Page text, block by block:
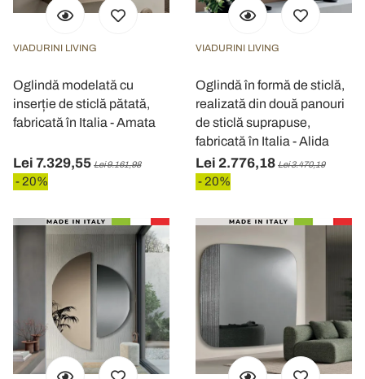
VIADURINI LIVING
Oglindă modelată cu
inserție de sticlă pătată,
fabricată în Italia - Amata
Lei 7.329,55 Lei 9.161,98
- 20%
VIADURINI LIVING
Oglindă în formă de sticlă,
realizată din două panouri
de sticlă suprapuse,
fabricată în Italia - Alida
Lei 2.776,18 Lei 3.470,19
- 20%